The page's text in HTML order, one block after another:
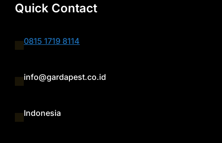
Quick Contact
0815 1719 8114
info@gardapest.co.id
Indonesia